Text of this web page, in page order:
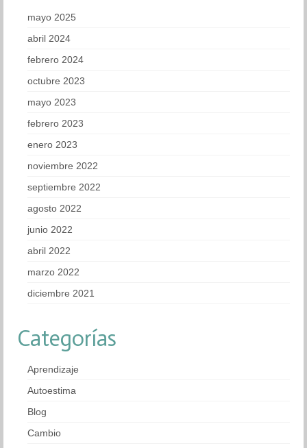
mayo 2025
abril 2024
febrero 2024
octubre 2023
mayo 2023
febrero 2023
enero 2023
noviembre 2022
septiembre 2022
agosto 2022
junio 2022
abril 2022
marzo 2022
diciembre 2021
Categorías
Aprendizaje
Autoestima
Blog
Cambio